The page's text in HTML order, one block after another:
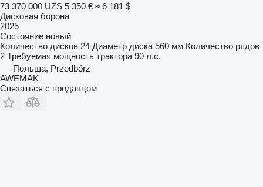
73 370 000 UZS 5 350 € ≈ 6 181 $
Дисковая борона
2025
Состояние новый
Количество дисков 24 Диаметр диска 560 мм Количество рядов
2 Требуемая мощность трактора 90 л.с.
Польша, Przedbórz
AWEMAK
Связаться с продавцом